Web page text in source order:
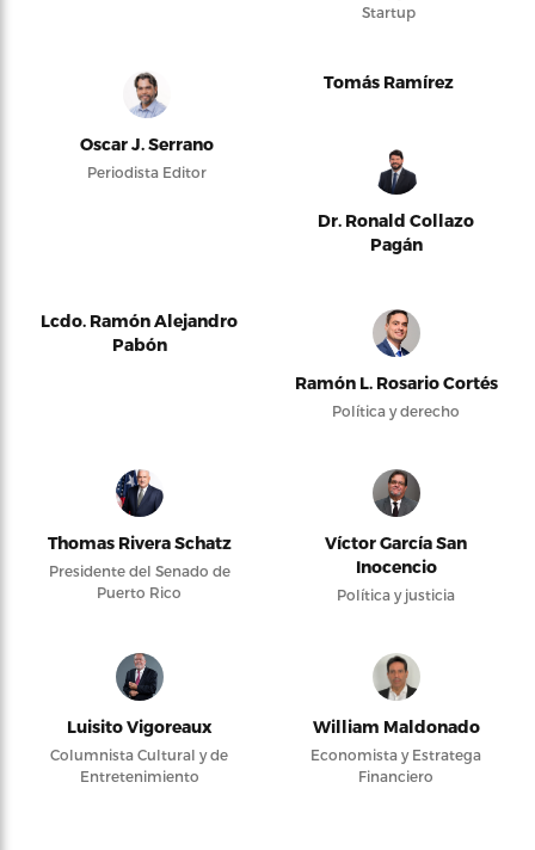
Startup
Oscar J. Serrano
Periodista Editor
Tomás Ramírez
Dr. Ronald Collazo
Pagán
Lcdo. Ramón Alejandro
Pabón
Ramón L. Rosario Cortés
Política y derecho
Thomas Rivera Schatz
Presidente del Senado de
Puerto Rico
Víctor García San
Inocencio
Política y justicia
Luisito Vigoreaux
Columnista Cultural y de
Entretenimiento
William Maldonado
Economista y Estratega
Financiero